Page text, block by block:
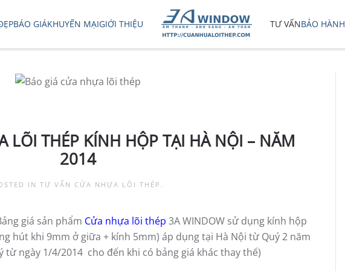
BÁO GIÁKHUYẾN MẠIGIỚI THIỆU TƯ VẤNBẢO HÀNH
LÕI THÉP KÍNH HỘP TẠI HÀ NỘI – NĂM
2014
IN TƯ VẤN CỬA NHỰA LÕI THÉP
giá sản phẩm Cửa nhựa lõi thép 3A WINDOW sử dụng kính hộp
hút khi 9mm ở giữa + kính 5mm) áp dụng tại Hà Nội từ Quý 2 năm
từ ngày 1/4/2014 cho đến khi có bảng giá khác thay thế)